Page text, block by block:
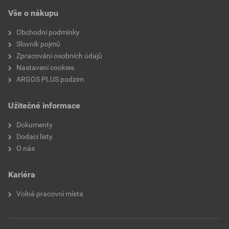
Vše o nákupu
Obchodní podmínky
Slovník pojmů
Zpracování osobních údajů
Nastavení cookies
ARGOS PLUS podzim
Užitečné informace
Dokumenty
Dodací listy
O nás
Kariéra
Volná pracovní místa